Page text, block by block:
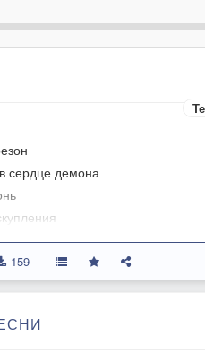
сердце демона
сознание
159